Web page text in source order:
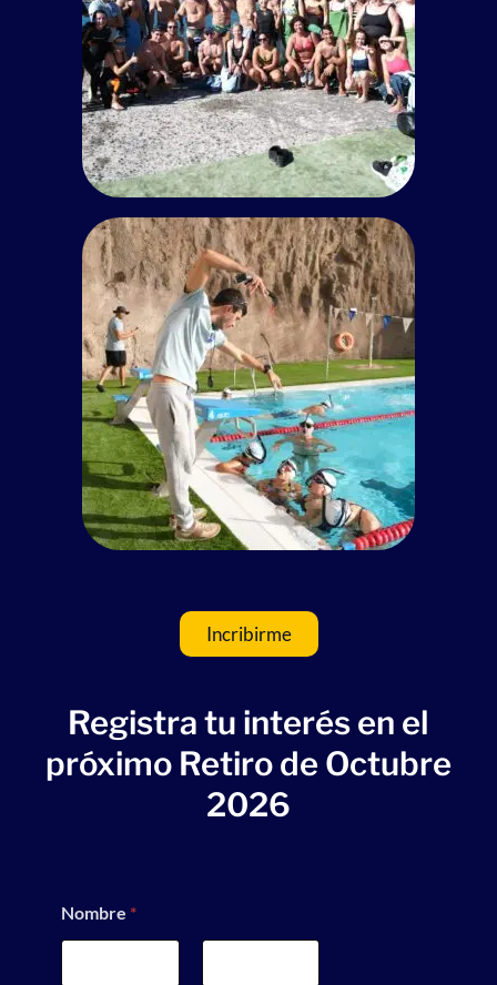
Incribirme
Registra tu interés en el
próximo Retiro de Octubre
2026
Nombre *